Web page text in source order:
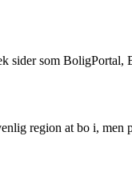
som
region at bo i, men